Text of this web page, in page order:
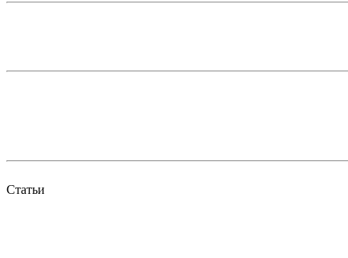
Статьи